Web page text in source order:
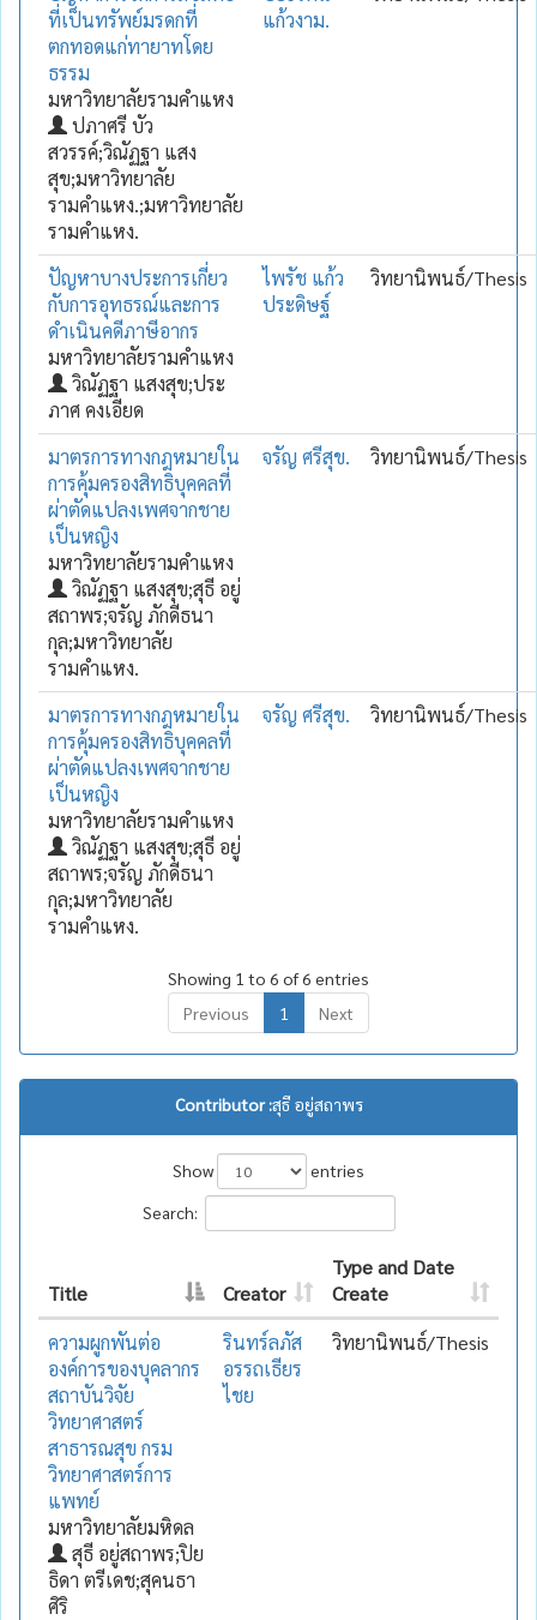
ที่เป็นทรัพย์มรดกที่
ตกทอดแก่ทายาทโดย
ธรรม
มหาวิทยาลัยรามคำแหง
ปภาศรี บัว
สวรรค์;วิณัฏฐา แสง
สุข;มหาวิทยาลัย
รามคำแหง.;มหาวิทยาลัย
รามคำแหง.
แก้วงาม.
ปัญหาบางประการเกี่ยว
กับการอุทธรณ์และการ
ดำเนินคดีภาษีอากร
มหาวิทยาลัยรามคำแหง
วิณัฏฐา แสงสุข;ประ
ภาศ คงเอียด
ไพรัช แก้ว
ประดิษฐ์
วิทยานิพนธ์/Thesis
มาตรการทางกฎหมายใน
การคุ้มครองสิทธิบุคคลที่
ผ่าตัดแปลงเพศจากชาย
เป็นหญิง
มหาวิทยาลัยรามคำแหง
วิณัฏฐา แสงสุข;สุธี อยู่
สถาพร;จรัญ ภักดีธนา
กุล;มหาวิทยาลัย
รามคำแหง.
จรัญ ศรีสุข. วิทยานิพนธ์/Thesis
มาตรการทางกฎหมายใน
การคุ้มครองสิทธิบุคคลที่
ผ่าตัดแปลงเพศจากชาย
เป็นหญิง
มหาวิทยาลัยรามคำแหง
วิณัฏฐา แสงสุข;สุธี อยู่
สถาพร;จรัญ ภักดีธนา
กุล;มหาวิทยาลัย
รามคำแหง.
จรัญ ศรีสุข. วิทยานิพนธ์/Thesis
Showing 1 to 6 of 6 entries
Previous
1 Next
Contributor :สุธี อยู่สถาพร
Show
entries
Search:
Title Creator
Type and Date
Create
ความผูกพันต่อ
องค์การของบุคลากร
สถาบันวิจัย
วิทยาศาสตร์
สาธารณสุข กรม
วิทยาศาสตร์การ
แพทย์
มหาวิทยาลัยมหิดล
สุธี อยู่สถาพร;ปิย
ธิดา ตรีเดช;สุคนธา
ศิริ
รินทร์ลภัส
อรรถเธียร
ไชย
วิทยานิพนธ์/Thesis